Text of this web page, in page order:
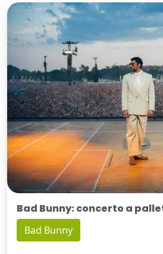
Bad Bunny: concerto a
Bad Bunny